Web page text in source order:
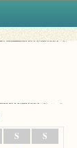
S S